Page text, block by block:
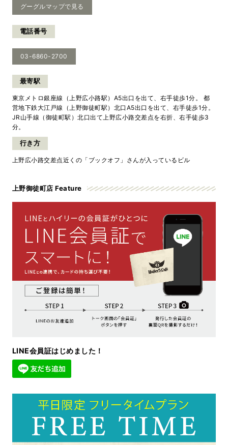
グーグルマップで見る
電話番号
03-6860-2700
最寄駅
東京メトロ銀座線（上野広小路駅）A5出口を出て、右手徒歩1分。 都
営地下鉄大江戸線（上野御徒町駅）北口A5出口を出て、右手徒歩1分。
JR山手線（御徒町駅）北口出て上野広小路交差点を右折、右手徒歩3
分。
行き方
上野広小路交差点近くの「ブックオフ」さんが入っているビル
上野御徒町店 Feature
LINE会員証はじめました！